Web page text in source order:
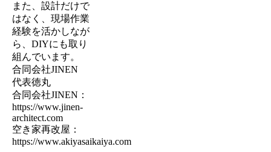
また、設計だけで
はなく、現場作業
経験を活かしなが
ら、DIYにも取り
組んでいます。
合同会社JINEN
代表徳丸
合同会社JINEN：
https://www.jinen-
architect.com
空き家再改屋：
https://www.akiyasaikaiya.com